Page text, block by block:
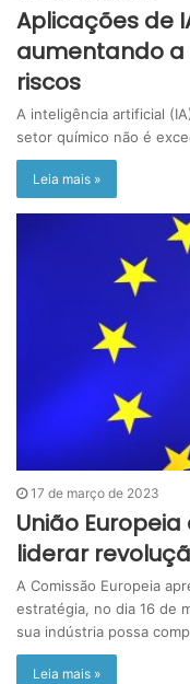
Aplicações de
aumentando a
riscos
A inteligência artificial
setor químico não é
Leia mais »
17 de março de 2023
União
liderar
A Comissão Europeia
estratégia, no dia 16 de
sua indústria possa
Leia mais »